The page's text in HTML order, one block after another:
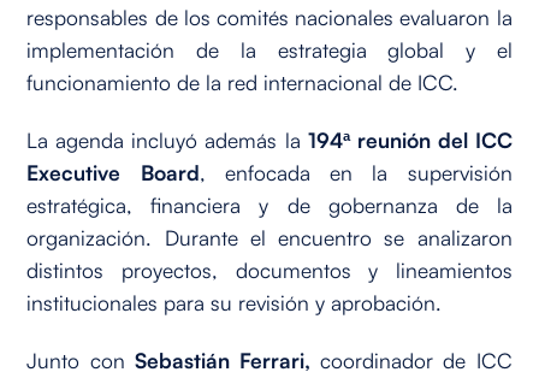
responsables de los comités nacionales evaluaron la
implementación de la estrategia global y el
funcionamiento de la red internacional de ICC.
La agenda incluyó además la 194ª reunión del ICC
Executive Board, enfocada en la supervisión
estratégica, financiera y de gobernanza de la
organización. Durante el encuentro se analizaron
distintos proyectos, documentos y lineamientos
institucionales para su revisión y aprobación.
Junto con Sebastián Ferrari, coordinador de ICC